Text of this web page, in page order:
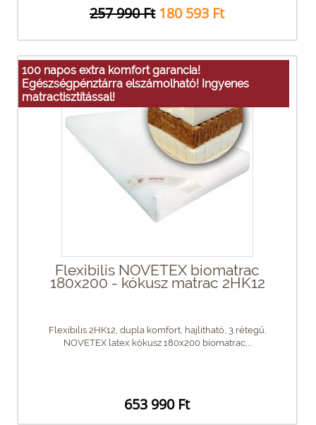
257 990 Ft 180 593 Ft
100 napos extra komfort garancia!
Egészségpénztárra elszámolható! Ingyenes
matractisztítással!
Flexibilis NOVETEX biomatrac
180x200 - kókusz matrac 2HK12
Flexibilis 2HK12, dupla komfort, hajlítható, 3 rétegű,
NOVETEX latex kókusz 180x200 biomatrac,...
653 990 Ft